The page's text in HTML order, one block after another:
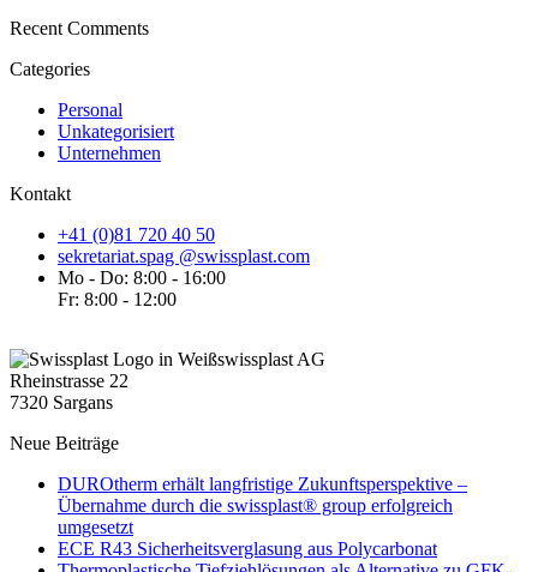
Recent Comments
Categories
Personal
Unkategorisiert
Unternehmen
Kontakt
+41 (0)81 720 40 50
sekretariat.spag @swissplast.com
Mo - Do: 8:00 - 16:00
Fr: 8:00 - 12:00
swissplast AG
Rheinstrasse 22
7320 Sargans
Neue Beiträge
DUROtherm erhält langfristige Zukunftsperspektive –
Übernahme durch die swissplast® group erfolgreich
umgesetzt
ECE R43 Sicherheitsverglasung aus Polycarbonat